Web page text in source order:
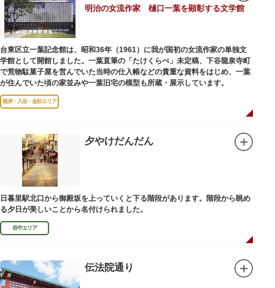
明治の女流作家 樋口一葉を顕彰する文学館
台東区立一葉記念館は、昭和36年（1961）に我が国初の女流作家の単独文
学館として開館しました。一葉直筆の「たけくらべ」未定稿、下谷龍泉寺町
で荒物駄菓子屋を営んでいた当時の仕入帳などの貴重な資料をはじめ、一葉
が住んでいた頃の家並みや一葉旧宅の模型も所蔵・展示しています。
根岸・入谷・金杉エリア
夕やけだんだん
日暮里駅北口から御殿坂を上っていくと下る階段があります。階段から眺め
る夕日が美しいことから名付けられました。
谷中エリア
伝法院通り